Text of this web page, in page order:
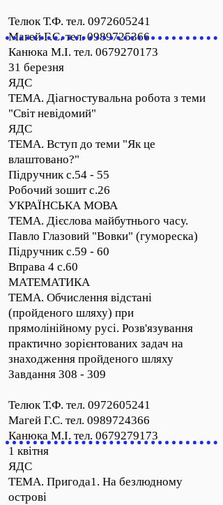
Телюк Т.Ф. тел. 0972605241
Магей Г.С. тел. 0989725366
Канюка М.І. тел. 0679270173
31 березня
ЯДС
ТЕМА. Діагностувальна робота з теми
"Світ невідомий"
ЯДС
ТЕМА. Вступ до теми "Як це
влаштовано?"
Підручник с.54 - 55
Робочий зошит с.26
УКРАЇНСЬКА МОВА
ТЕМА. Дієслова майбутнього часу.
Павло Глазовий "Вовки" (гумореска)
Підручник с.59 - 60
Вправа 4 с.60
МАТЕМАТИКА
ТЕМА. Обчислення відстані
(пройденого шляху) при
прямолінійному русі. Розв'язування
практично зорієнтованих задач на
знаходження пройденого шляху
Завдання 308 - 309
Телюк Т.Ф. тел. 0972605241
Магей Г.С. тел. 0989724366
Канюка М.І. тел. 0679279173
1 квітня
ЯДС
ТЕМА. Пригода1. На безлюдному
острові